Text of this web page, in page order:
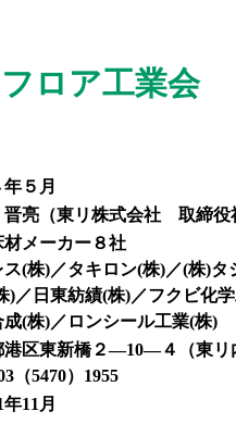
ロア工業会
５月
亮（東リ株式会社 取締役
材メーカー８社
ス(株)／タキロン(株)／(株)タ
)／日東紡績(株)／フクビ化
成(株)／ロンシール工業(株)
港区東新橋２―10―４（東
（5470）1955
11月